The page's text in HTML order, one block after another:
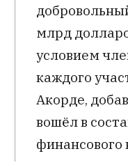
млрд
условием
каждого
Акорде,
вошёл в
финансового